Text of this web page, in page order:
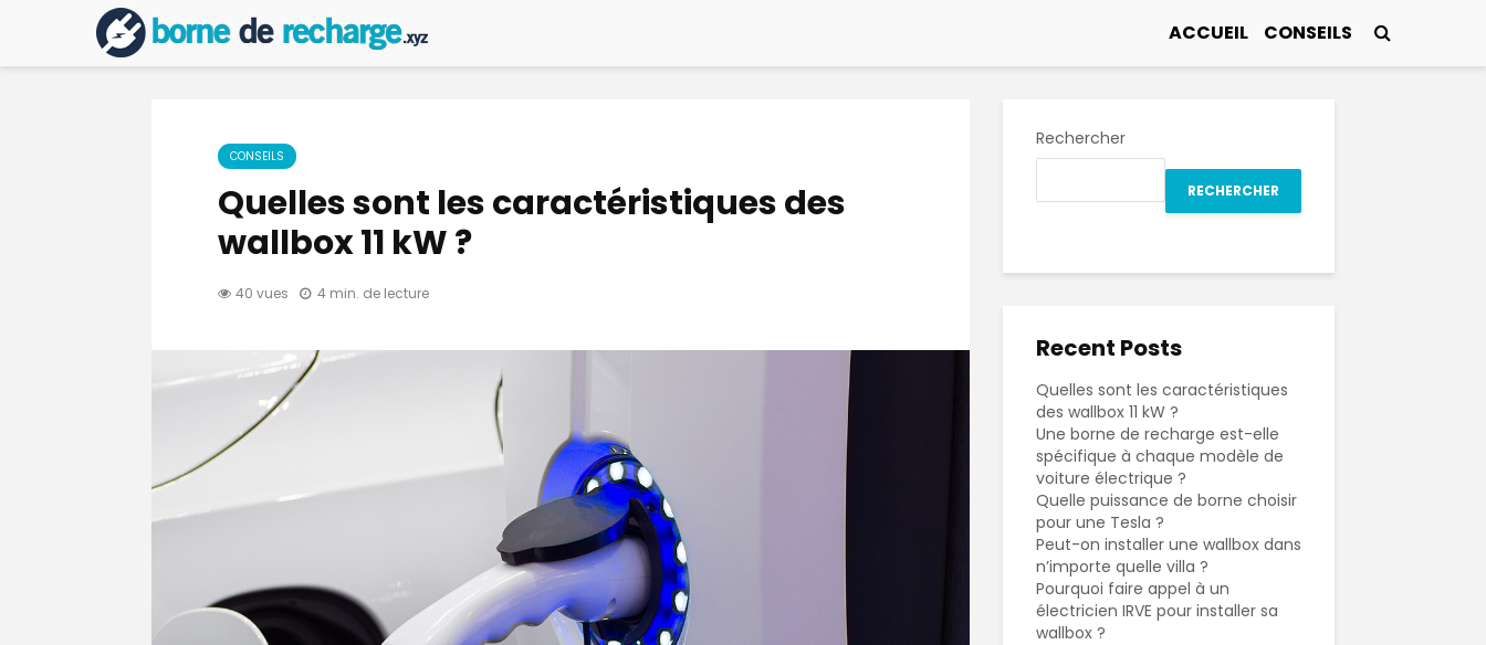
ACCUEIL CONSEILS
CONSEILS
Quelles sont les caractéristiques des
wallbox 11 kW ?
40 vues 4 min. de lecture
Rechercher
RECHERCHER
Recent Posts
Quelles sont les caractéristiques
des wallbox 11 kW ?
Une borne de recharge est-elle
spécifique à chaque modèle de
voiture électrique ?
Quelle puissance de borne choisir
pour une Tesla ?
Peut-on installer une wallbox dans
n’importe quelle villa ?
Pourquoi faire appel à un
électricien IRVE pour installer sa
wallbox ?